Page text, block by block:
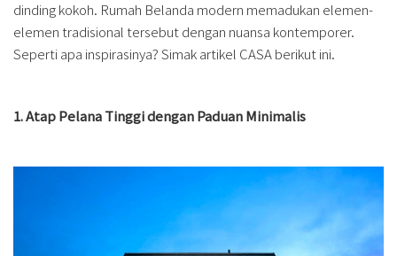
dinding kokoh. Rumah Belanda modern memadukan elemen-
elemen tradisional tersebut dengan nuansa kontemporer.
Seperti apa inspirasinya? Simak artikel CASA berikut ini.
1. Atap Pelana Tinggi dengan Paduan Minimalis